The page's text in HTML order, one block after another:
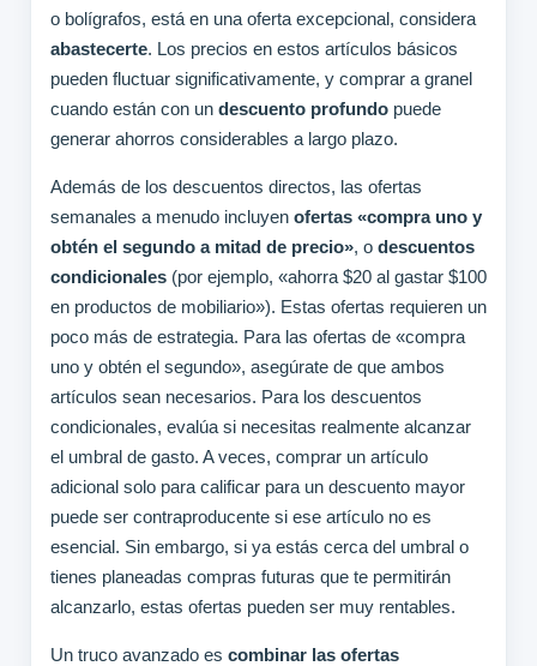
o bolígrafos, está en una oferta excepcional, considera
abastecerte. Los precios en estos artículos básicos
pueden fluctuar significativamente, y comprar a granel
cuando están con un descuento profundopuede
generar ahorros considerables a largo plazo.
Además de los descuentos directos, las ofertas
semanales a menudo incluyen ofertas «compra uno y
obtén el segundo a mitad de precio», o descuentos
condicionales(por ejemplo, «ahorra $20 al gastar $100
en productos de mobiliario»). Estas ofertas requieren un
poco más de estrategia. Para las ofertas de «compra
uno y obtén el segundo», asegúrate de que ambos
artículos sean necesarios. Para los descuentos
condicionales, evalúa si necesitas realmente alcanzar
el umbral de gasto. A veces, comprar un artículo
adicional solo para calificar para un descuento mayor
puede ser contraproducente si ese artículo no es
esencial. Sin embargo, si ya estás cerca del umbral o
tienes planeadas compras futuras que te permitirán
alcanzarlo, estas ofertas pueden ser muy rentables.
Un truco avanzado es combinar las ofertas